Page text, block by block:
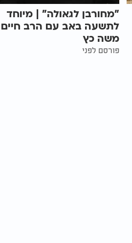
"מחורבן לגאולה" | מיוחד
לתשעה באב עם הרב חיים
משה כץ
פורסם לפני